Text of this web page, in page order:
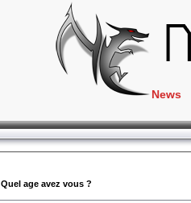
News
Quel age avez vous ?